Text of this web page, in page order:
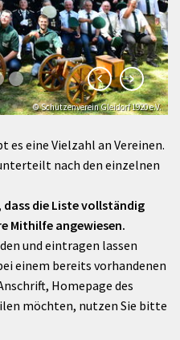
© Schützenverein Gleidorf 1920 e.V.
es eine Vielzahl an Vereinen.
nach den einzelnen
die Liste vollständig
Mithilfe angewiesen.
und eintragen lassen
einem bereits vorhandenen
Homepage des
möchten, nutzen Sie bitte